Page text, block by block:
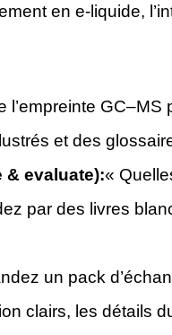
en e-liquide,
l’empreinte
et des
& evaluate):«
par des livres
un pack
clairs, les détails